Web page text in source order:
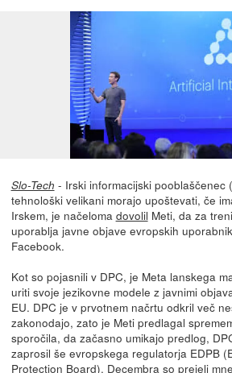
Slo-Tech - Irski informacijski pooblaščenec
tehnološki velikani morajo upoštevati, če
Irskem, je načeloma dovolil Meti, da za
uporablja javne objave evropskih
Facebook.
Kot so pojasnili v DPC, je Meta lanskega
uriti svoje jezikovne modele z javnimi
EU. DPC je v prvotnem načrtu odkril več
zakonodajo, zato je Meti predlagal
sporočila, da začasno umikajo predlog,
zaprosil še evropskega regulatorja EDPB
Protection Board). Decembra so prejeli